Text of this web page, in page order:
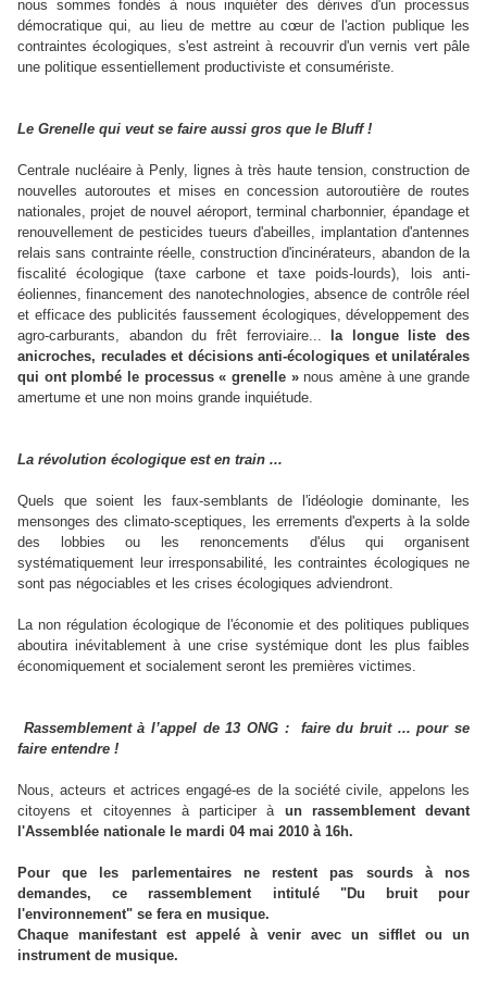
nous sommes fondés à nous inquiéter des dérives d'un processus
démocratique qui, au lieu de mettre au cœur de l'action publique les
contraintes écologiques, s'est astreint à recouvrir d'un vernis vert pâle
une politique essentiellement productiviste et consumériste.
Le Grenelle qui veut se faire aussi gros que le Bluff !
Centrale nucléaire à Penly, lignes à très haute tension, construction de
nouvelles autoroutes et mises en concession autoroutière de routes
nationales, projet de nouvel aéroport, terminal charbonnier, épandage et
renouvellement de pesticides tueurs d'abeilles, implantation d'antennes
relais sans contrainte réelle, construction d'incinérateurs, abandon de la
fiscalité écologique (taxe carbone et taxe poids-lourds), lois anti-
éoliennes, financement des nanotechnologies, absence de contrôle réel
et efficace des publicités faussement écologiques, développement des
agro-carburants, abandon du frêt ferroviaire...
la longue liste des
anicroches, reculades et décisions anti-écologiques et unilatérales
qui ont plombé le processus « grenelle »nous amène à une grande
amertume et une non moins grande inquiétude.
La révolution écologique est en train ...
Quels que soient les faux-semblants de l'idéologie dominante, les
mensonges des climato-sceptiques, les errements d'experts à la solde
des lobbies ou les renoncements d'élus qui organisent
systématiquement leur irresponsabilité, les contraintes écologiques ne
sont pas négociables et les crises écologiques adviendront.
La non régulation écologique de l'économie et des politiques publiques
aboutira inévitablement à une crise systémique dont les plus faibles
économiquement et socialement seront les premières victimes.
Rassemblement à l’appel de 13 ONG : faire du bruit ... pour se
faire entendre !
Nous, acteurs et actrices engagé-es de la société civile, appelons les
citoyens et citoyennes à participer à un rassemblement devant
l'Assemblée nationale le mardi 04 mai 2010 à 16h.
Pour que les parlementaires ne restent pas sourds à nos
demandes, ce rassemblement intitulé "Du bruit pour
l'environnement" se fera en musique.
Chaque manifestant est appelé à venir avec un sifflet ou un
instrument de musique.